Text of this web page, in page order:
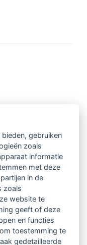
gebruiken
zoals
informatie
met deze
in de
zoals
website te
geeft of deze
en functies
toestemming te
gedetailleerde